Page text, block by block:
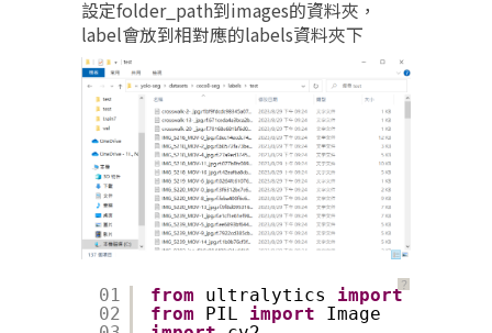
設定folder_path到images的資料夾，
label會放到相對應的labels資料夾下
？
01
02
from ultralytics import
from
PIL import
Image